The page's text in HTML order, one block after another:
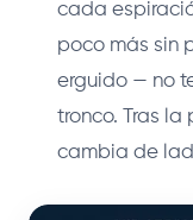
cada
poco más sin
erguido — no
tronco. Tras
cambia de